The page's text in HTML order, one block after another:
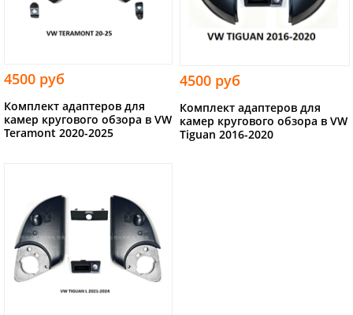
4500 руб
Комплект адаптеров для
камер кругового обзора в VW
Teramont 2020-2025
4500 руб
Комплект адаптеров для
камер кругового обзора в VW
Tiguan 2016-2020